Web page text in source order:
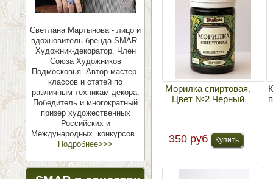
Светлана Мартынова - лицо и
вдохновитель бренда SMAR.
Художник-декоратор. Член
Союза Художников
Подмосковья. Автор мастер-
классов и статей по
различным техникам декора.
Победитель и многократный
призер художественных
Российских и
Международных конкурсов.
Подробнее>>>
Морилка спиртовая.
Цвет №2 Черный
350 руб